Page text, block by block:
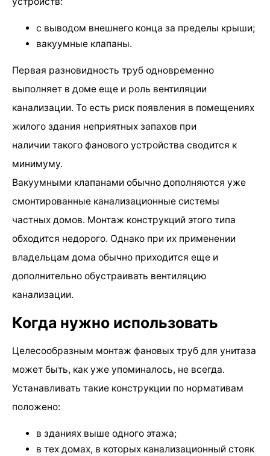
с выводом внешнего конца за пределы крыши;
вакуумные клапаны.
Первая разновидность труб одновременно
выполняет в доме еще и роль вентиляции
канализации. То есть риск появления в помещениях
жилого здания неприятных запахов при
наличии такого фанового устройства сводится к
минимуму.
Вакуумными клапанами обычно дополняются уже
смонтированные канализационные системы
частных домов. Монтаж конструкций этого типа
обходится недорого. Однако при их применении
владельцам дома обычно приходится еще и
дополнительно обустраивать вентиляцию
канализации.
Когда нужно использовать
Целесообразным монтаж фановых труб для унитаза
может быть, как уже упоминалось, не всегда.
Устанавливать такие конструкции по нормативам
положено:
в зданиях выше одного этажа;
в тех домах, в которых канализационный стояк